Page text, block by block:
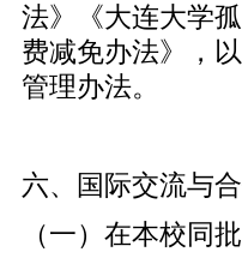
法》《大连大学
费减免办法》，
管理办法。
六、国际交流与
（一）在本校同